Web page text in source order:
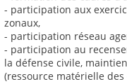
- participation aux
zonaux,
- participation réseau
- participation au
la défense civile,
(ressource matérielle